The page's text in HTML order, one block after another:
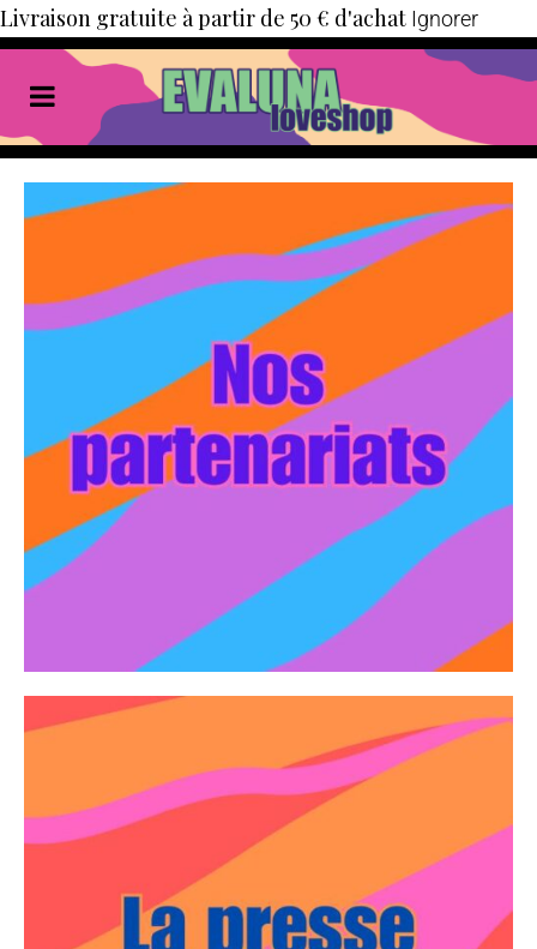
Livraison gratuite à partir de 50 € d'achat Ignorer